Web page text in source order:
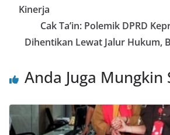
Kinerja
Cak Ta’in: Polemik DPRD
Dihentikan Lewat Jalur Hukum,
Anda Juga Mungkin